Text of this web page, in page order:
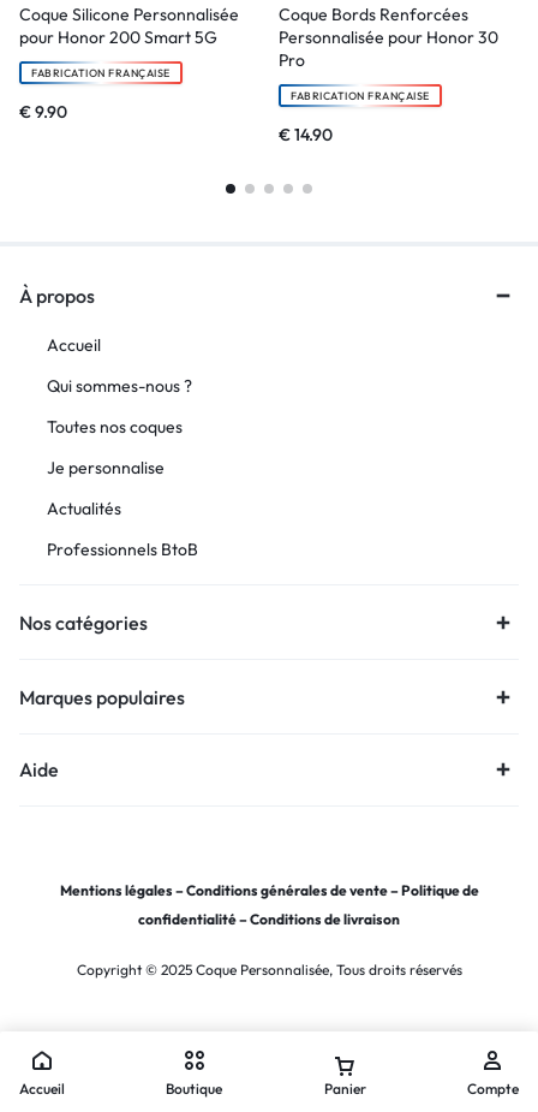
Coque Silicone Personnalisée
pour Honor 200 Smart 5G
FABRICATION FRANÇAISE
€9.90
Coque Bords Renforcées
Personnalisée pour Honor 30
Pro
FABRICATION FRANÇAISE
€14.90
À propos
Accueil
Qui sommes-nous ?
Toutes nos coques
Je personnalise
Actualités
Professionnels BtoB
Nos catégories
Marques populaires
Aide
Mentions légales –Conditions générales de vente–Politique de
confidentialité–Conditions de livraison
Copyright © 2025 Coque Personnalisée, Tous droits réservés
Accueil Boutique Panier Compte